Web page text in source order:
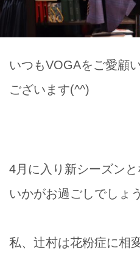
いつもVOGAをご愛顧
ございます(^^)
4月に入り新シーズンと
いかがお過ごしでしょ
私、辻村は花粉症に相